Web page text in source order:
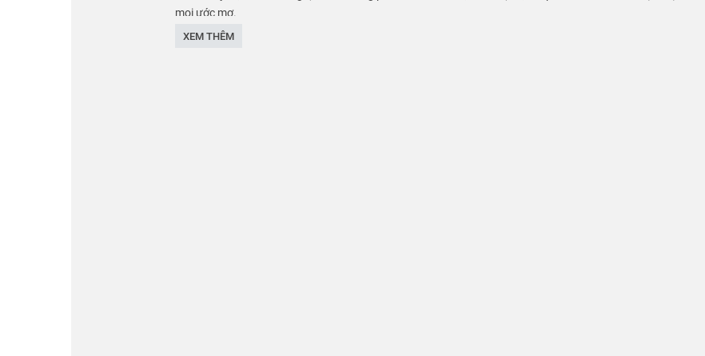
mọi ước mơ.
XEM THÊM